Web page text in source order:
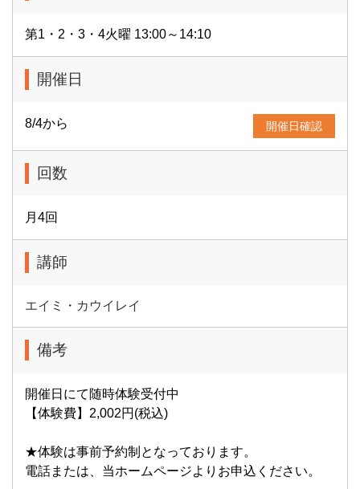
第1・2・3・4火曜 13:00～14:10
開催日
8/4から 開催日確認
回数
月4回
講師
エイミ・カウイレイ
備考
開催日にて随時体験受付中
【体験費】2,002円(税込)
★体験は事前予約制となっております。
電話または、当ホームページよりお申込ください。